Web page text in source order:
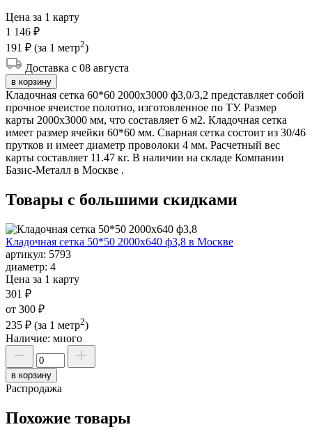
Цена за 1 карту
1 146 ₽
191 ₽ (за 1 метр2)
Доставка с 08 августа
в корзину
Кладочная сетка 60*60 2000х3000 ф3,0/3,2 представляет собой
прочное ячеистое полотно, изготовленное по ТУ. Размер
карты 2000х3000 мм, что составляет 6 м2. Кладочная сетка
имеет размер ячейки 60*60 мм. Сварная сетка состоит из 30/46
прутков и имеет диаметр проволоки 4 мм. Расчетный вес
карты составляет 11.47 кг. В наличии на складе Компании
Базис-Металл в Москве .
Товары с большими скидками
Кладочная сетка 50*50 2000х640 ф3,8 в Москве
артикул: 5793
диаметр: 4
Цена за 1 карту
301 ₽
от 300 ₽
235 ₽ (за 1 метр2)
Наличие: много
в корзину
Распродажа
Похожие товары